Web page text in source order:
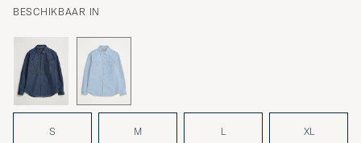
BESCHIKBAAR IN
S M L XL